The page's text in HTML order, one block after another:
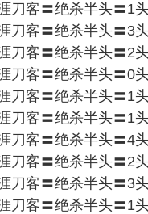
刀客〓绝杀半头〓1
刀客〓绝杀半头〓3
刀客〓绝杀半头〓2
刀客〓绝杀半头〓0
刀客〓绝杀半头〓1
刀客〓绝杀半头〓1
刀客〓绝杀半头〓4
刀客〓绝杀半头〓2
刀客〓绝杀半头〓3
刀客〓绝杀半头〓1